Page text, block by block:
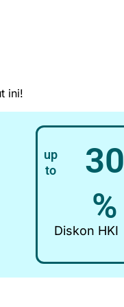
ini!
up
to
30
%
Diskon HKI